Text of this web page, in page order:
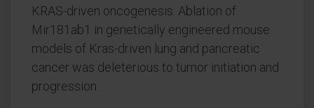
KRAS-driven oncogenesis. Ablation of
Mir181ab1 in genetically engineered mouse
models of Kras-driven lung and pancreatic
cancer was deleterious to tumor initiation and
progression.